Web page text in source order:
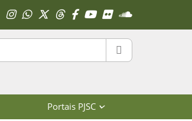
Acessar Instagram
Acessar WhatsApp
Acessar XAcessar Threads
Acessar Facebook
Acessar YouTube
Acessar Flickr
Acessar
PESQUISAR
Portais PJSC